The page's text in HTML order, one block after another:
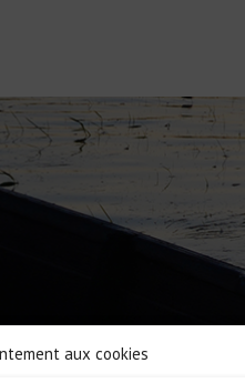
aux cookies